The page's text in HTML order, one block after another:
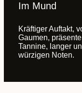
Im Mund
Kräftiger Auftakt,
Gaumen,
Tannine, langer
würzigen Noten.